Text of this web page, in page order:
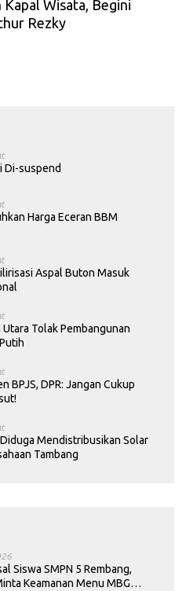
Wisata, Begini
Rezky
Di-suspend
Harga Eceran BBM
Aspal Buton Masuk
Tolak Pembangunan
BPJS, DPR: Jangan Cukup
Mendistribusikan Solar
Tambang
Siswa SMPN 5 Rembang,
Keamanan Menu MBG